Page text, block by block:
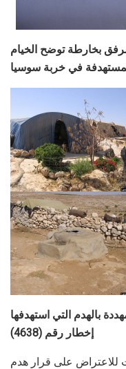
16+17: إخطار رقم 4638 مرفق بخارطة توضح الخيام
في خربة سوسيا
المهددة بالهدم التي استهدفها
إخطار رقم (4638)
للاعتراض على قرار هدم